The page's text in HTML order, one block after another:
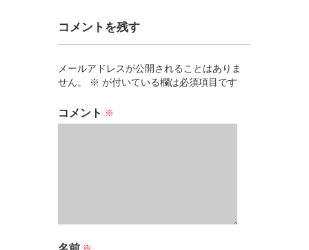
コメントを残す
メールアドレスが公開されることはありま
せん。
※ が付いている欄は必須項目です
コメント ※